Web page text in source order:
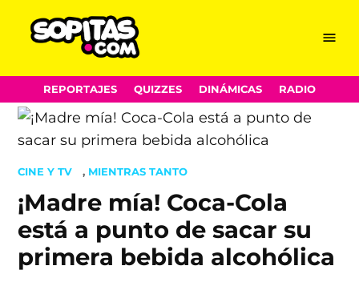
Skip
to
content
Menu
REPORTAJES QUIZZES DINÁMICAS RADIO
POSTED
CINE Y TV , MIENTRAS TANTO
¡Madre mía! Coca-Cola
está a punto de sacar su
primera bebida alcohólica